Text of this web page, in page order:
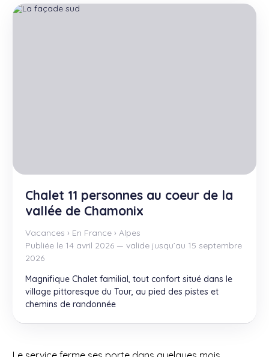
Chalet 11 personnes au coeur de la
vallée de Chamonix
Vacances › En France › Alpes
Publiée le 14 avril 2026 — valide jusqu’au 15 septembre
2026
Magnifique Chalet familial, tout confort situé dans le
village pittoresque du Tour, au pied des pistes et
chemins de randonnée